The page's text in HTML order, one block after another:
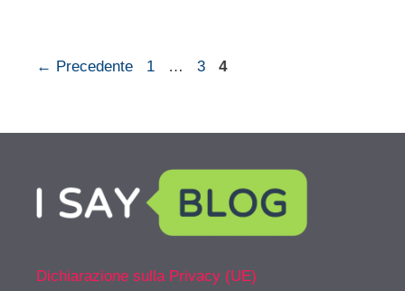
← Precedente Pagina
1 … Pagina
3 Pagina
4
Dichiarazione sulla Privacy (UE)